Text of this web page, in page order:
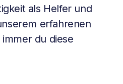
als Helfer und
erfahrenen
du diese